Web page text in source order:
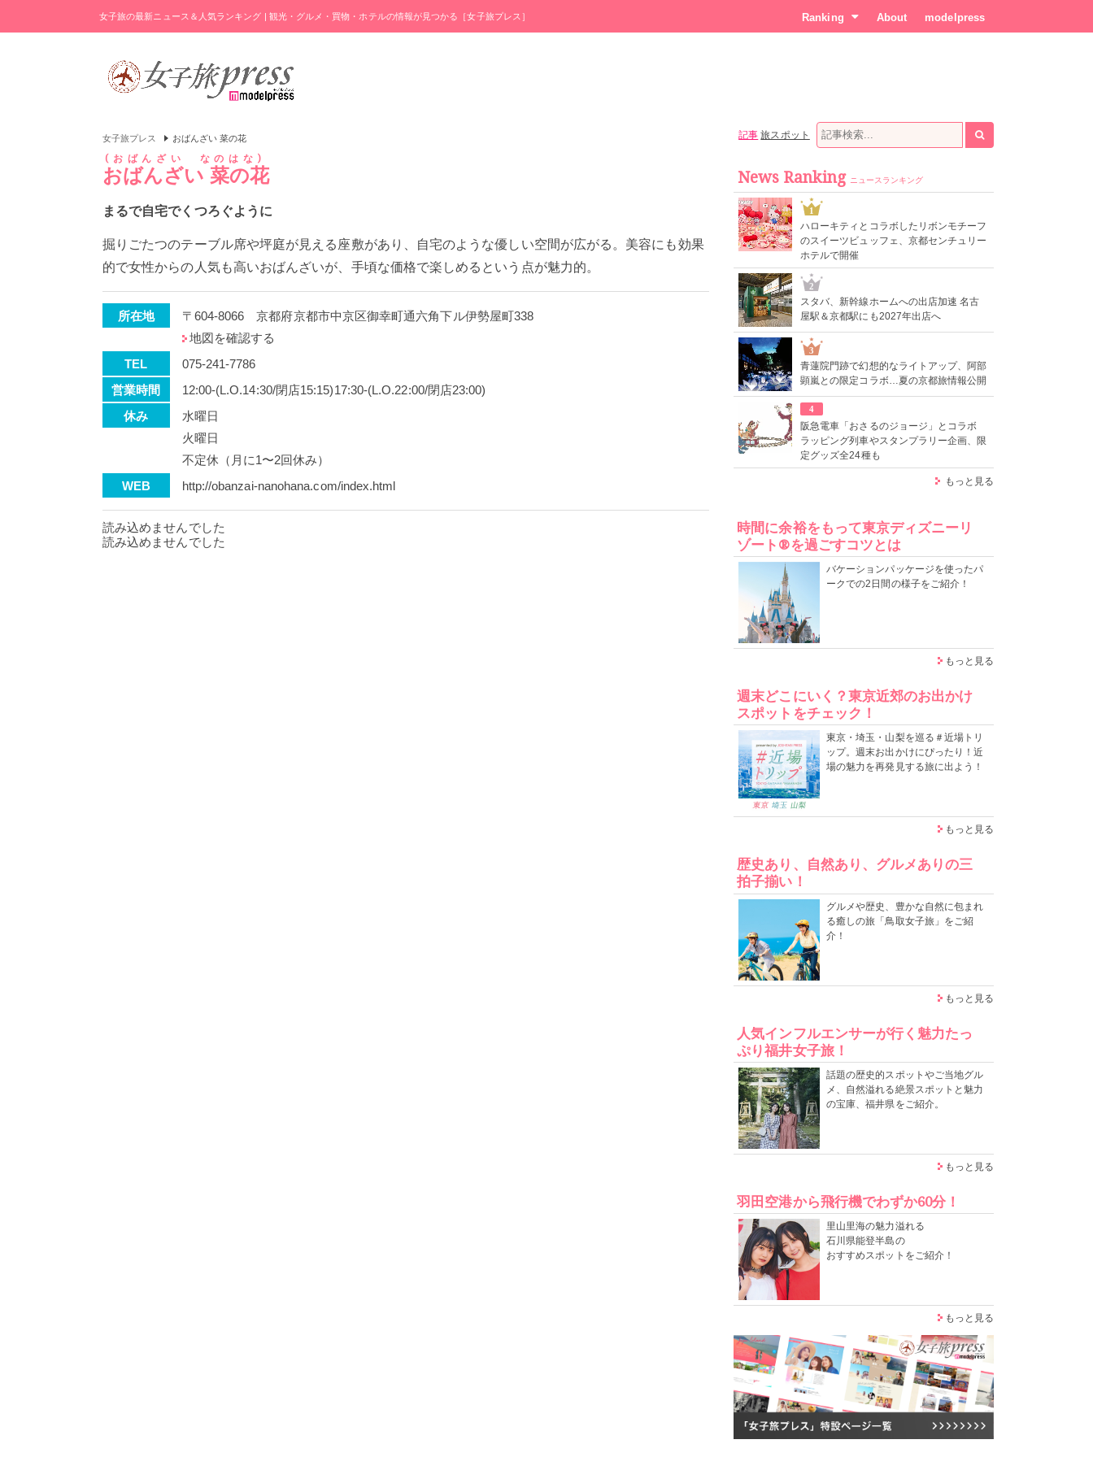
女子旅の最新ニュース＆人気ランキング | 観光・グルメ・買物・ホテルの情報が見つかる［女子旅プレス］ Ranking About modelpress
女子旅プレス おばんざい 菜の花
おばんざい 菜の花
おばんざい なのはな
まるで自宅でくつろぐように
掘りごたつのテーブル席や坪庭が見える座敷があり、自宅のような優しい空間が広がる。美容にも効果
的で女性からの人気も高いおばんざいが、手頃な価格で楽しめるという点が魅力的。
所在地
〒604-8066 京都府京都市中京区御幸町通六角下ル伊勢屋町338
地図を確認する
TEL
075-241-7786
営業時間
12:00-(L.O.14:30/閉店15:15)17:30-(L.O.22:00/閉店23:00)
休み
水曜日
火曜日
不定休（月に1〜2回休み）
WEB
http://obanzai-nanohana.com/index.html
読み込めませんでした
読み込めませんでした
記事 旅スポット
News Ranking ニュースランキング
1
ハローキティとコラボしたリボンモチーフ
のスイーツビュッフェ、京都センチュリー
ホテルで開催
2
スタバ、新幹線ホームへの出店加速 名古
屋駅＆京都駅にも2027年出店へ
3
青蓮院門跡で幻想的なライトアップ、阿部
顕嵐との限定コラボ…夏の京都旅情報公開
4
阪急電車「おさるのジョージ」とコラボ
ラッピング列車やスタンプラリー企画、限
定グッズ全24種も
もっと見る
時間に余裕をもって東京ディズニーリ
ゾート®を過ごすコツとは
バケーションパッケージを使ったパ
ークでの2日間の様子をご紹介！
もっと見る
週末どこにいく？東京近郊のお出かけ
スポットをチェック！
東京・埼玉・山梨を巡る＃近場トリ
ップ。週末お出かけにぴったり！近
場の魅力を再発見する旅に出よう！
もっと見る
歴史あり、自然あり、グルメありの三
拍子揃い！
グルメや歴史、豊かな自然に包まれ
る癒しの旅「鳥取女子旅」をご紹
介！
もっと見る
人気インフルエンサーが行く魅力たっ
ぷり福井女子旅！
話題の歴史的スポットやご当地グル
メ、自然溢れる絶景スポットと魅力
の宝庫、福井県をご紹介。
もっと見る
羽田空港から飛行機でわずか60分！
里山里海の魅力溢れる
石川県能登半島の
おすすめスポットをご紹介！
もっと見る